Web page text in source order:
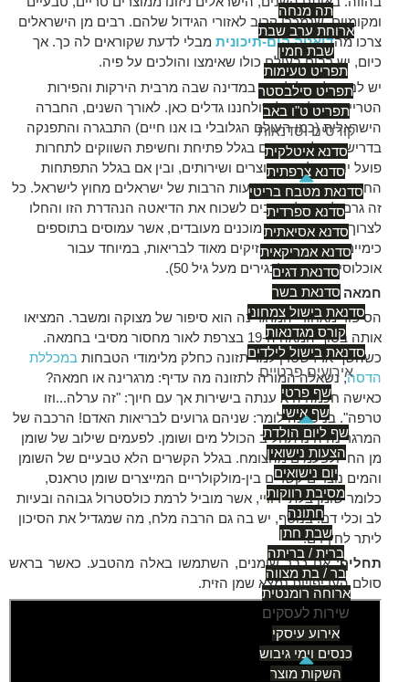
תה מנחה
ארוחת ערב שבת
שבת חמין
תפריט טעימות
תפריט סילבסטר
תפריט ט"ו באב
קורסים וסדנאות
סדנא איטלקית
סדנא צרפתית
סדנאת מטבח בריטי
סדנא ספרדית
סדנא אסיאתית
סדנא אמריקאית
סדנאת דגים
סדנאת בשר
סדנאת בישול צמחוני
קורס מגדנאות
סדנאת בישול לילדים
אירועים פרטיים
שף פרטי
שף אישי
שף ליום הולדת
הצעות נישואין
יום נישואים
מסיבת רווקות
חתונה
שבת חתן
ברית / בריתה
בר / בת מצווה
ארוחה רומנטית
שירות לעסקים
אירוע עיסקי
כנסים וימי גיבוש
השקות מוצר
ומקומיים, שנמכרו קרוב לאזורי הגידול שלהם. רבים מן הישראלים
צרכו מהדיאטה הים-תיכונית מבלי לדעת שקוראים לה כך. אך
כיום, יש רבים בעולם כולו שאימצו והולכים על פיה.
יש לנו מזל גדול לחיות במדינה שבה מרבית הירקות והפירות
הטריים העולים על שולחננו גדלים כאן. לאורך השנים, החברה
הישראלית (כמו העולם הגלובלי בו אנו חיים) התבגרה והתפנקה
בדרישות שלה. בין אם בגלל פתיחת וחשיפת השווקים לתחרות
פועל יוצא של יבוא מוצרים ושירותים, ובין אם בגלל התפתחות
החיים המודרניים והנסיעות הרבות של ישראלים מחוץ לישראל. כל
זה גרם לישראלים רבים לשכוח את הדיאטה הנהדרת הזו והחלו
לצרוך מזונות מוצרים מוכנים מעובדים, אשר עמוסים בתוספים
כימיים ובמרכיבים המזיקים מאוד לבריאות, במיוחד עבור
אוכלוסיית הסיכון (בגירים מעל גיל 50).
חמאה ומרגרינה
הסיפור מאחורי המרגרינה הוא סיפור של מצוקה ומשבר. המציאו
אותה בסוף המאה ה-19 בצרפת לאור מחסור מסיבי בחמאה.
כשהשף ארז שטרן למד תזונה כחלק מלימודי הטבחות במכללת
הדסה, נשאלה המורה לתזונה מה עדיף: מרגרינה או חמאה?
כאישה חכמה היא ענתה בישירות אך עם חיוך: "זה ערלה...וזו
טרפה". בניסיונה לומר: שניהם גרועים לבריאות האדם! הרכבה של
המרגרינה הינו תחליב הכולל מים ושומן. לפעמים שילוב של שומן
מן החי ולפעמים מהצומח. בגלל הקשרים הלא טבעיים של השומן
והמים נוצרים קשרים בין-מולקולריים המייצרים שומן טראנס,
כלומר שומן בלתי רוויי, אשר מוביל לרמת כולסטרול גבוהה ובעיות
לב וכלי דם. בנוסף, יש בה גם הרבה מלח, מה שמגדיל את הסיכון
ליתר לחץ דם.
תחליף: אם כבר שומנים, השתמשו באלה מהטבע. כאשר בראש
סולם העדיפויות נמצא שמן הזית.